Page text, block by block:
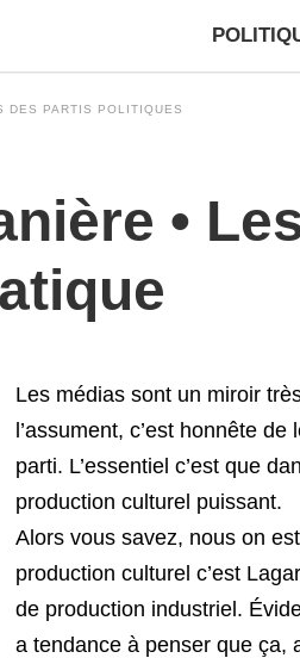
DES PARTIS POLITIQUES
•
Les médias sont un miroir
l’assument, c’est honnête
parti. L’essentiel c’est que
production culturel puissant.
Alors vous savez, nous on
production culturel c’est
de production industriel.
a tendance à penser que ça,